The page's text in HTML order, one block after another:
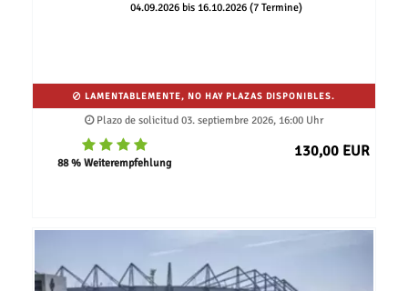
04.09.2026 bis 16.10.2026 (7 Termine)
LAMENTABLEMENTE, NO HAY PLAZAS DISPONIBLES.
Plazo de solicitud 03. septiembre 2026, 16:00 Uhr
88 % Weiterempfehlung
130,00 EUR